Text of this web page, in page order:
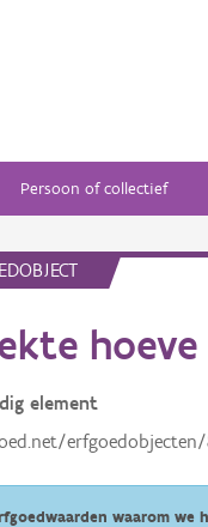
Persoon of collectief
hoeve
element
erfgoedobjecten/
waarom